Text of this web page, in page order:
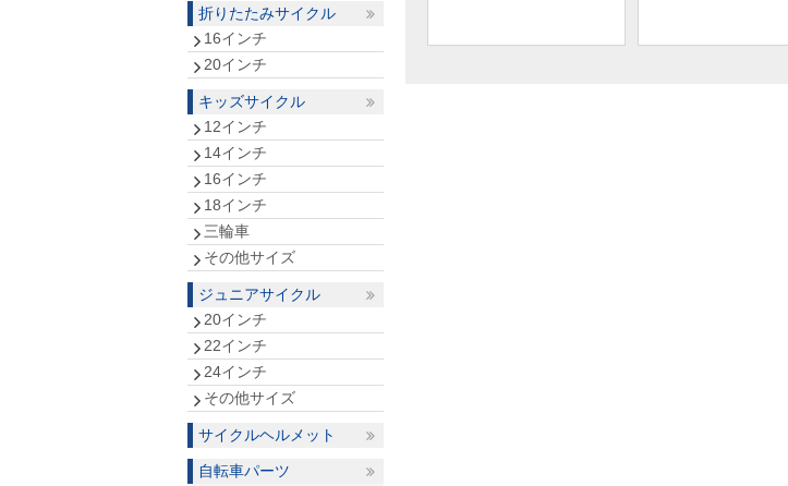
折りたたみサイクル
16インチ
20インチ
キッズサイクル
12インチ
14インチ
16インチ
18インチ
三輪車
その他サイズ
ジュニアサイクル
20インチ
22インチ
24インチ
その他サイズ
サイクルヘルメット
自転車パーツ